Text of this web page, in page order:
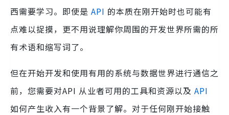
西需要学习。即使是 API 的本质在刚开始时也可能有
点难以捉摸，更不用说理解你周围的开发世界所需的所
有术语和缩写词了。
但在开始开发和使用有用的系统与数据世界进行通信之
前，您需要对API 从业者可用的工具和资源以及 API
如何产生收入有一个背景了解。对于任何刚开始接触